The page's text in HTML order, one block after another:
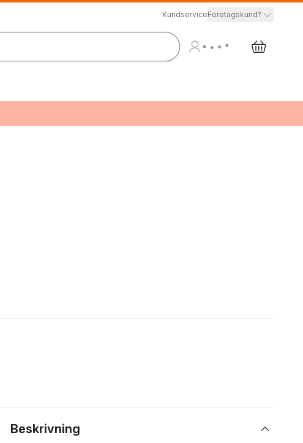
KundserviceFöretagskund?
Beskrivning